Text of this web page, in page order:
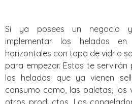
Si ya posees un negocio
implementar los helados
horizontales con tapa de vidrio
para empezar. Estos te
los helados que ya vienen
consumo como, las paletas, los
otros productos. Los